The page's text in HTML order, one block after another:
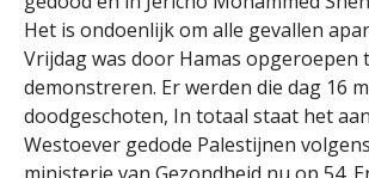
Het is ondoenlijk om alle gevallen
Vrijdag was door Hamas opgeroepen
demonstreren. Er werden die dag 16
doodgeschoten, In totaal staat het
Westoever gedode Palestijnen